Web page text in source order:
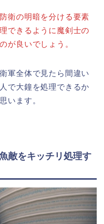
衛の明暗を分ける要素
できるように魔剣士の
が良いでしょう。
軍全体で見たら間違い
で大鐘を処理できるか
います。
敵をキッチリ処理す